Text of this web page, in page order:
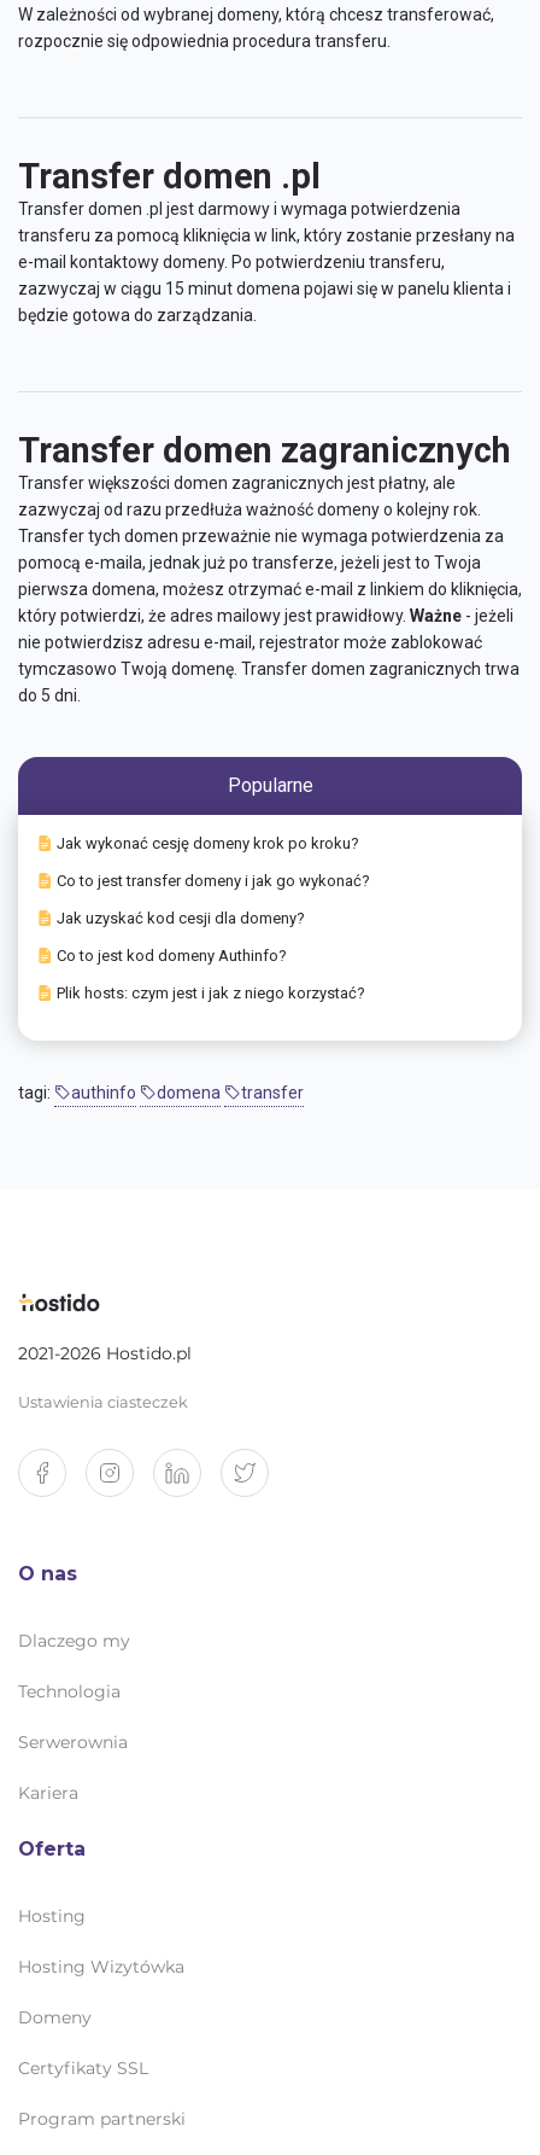
W zależności od wybranej domeny, którą chcesz transferować,
rozpocznie się odpowiednia procedura transferu.
Transfer domen .pl
Transfer domen .pl jest darmowy i wymaga potwierdzenia
transferu za pomocą kliknięcia w link, który zostanie przesłany na
e-mail kontaktowy domeny. Po potwierdzeniu transferu,
zazwyczaj w ciągu 15 minut domena pojawi się w panelu klienta i
będzie gotowa do zarządzania.
Transfer domen zagranicznych
Transfer większości domen zagranicznych jest płatny, ale
zazwyczaj od razu przedłuża ważność domeny o kolejny rok.
Transfer tych domen przeważnie nie wymaga potwierdzenia za
pomocą e-maila, jednak już po transferze, jeżeli jest to Twoja
pierwsza domena, możesz otrzymać e-mail z linkiem do kliknięcia,
który potwierdzi, że adres mailowy jest prawidłowy. Ważne - jeżeli
nie potwierdzisz adresu e-mail, rejestrator może zablokować
tymczasowo Twoją domenę. Transfer domen zagranicznych trwa
do 5 dni.
Popularne
Jak wykonać cesję domeny krok po kroku?
Co to jest transfer domeny i jak go wykonać?
Jak uzyskać kod cesji dla domeny?
Co to jest kod domeny Authinfo?
Plik hosts: czym jest i jak z niego korzystać?
tagi: authinfo domena transfer
2021-2026 Hostido.pl
Ustawienia ciasteczek
O nas
Dlaczego my
Technologia
Serwerownia
Kariera
Oferta
Hosting
Hosting Wizytówka
Domeny
Certyfikaty SSL
Program partnerski